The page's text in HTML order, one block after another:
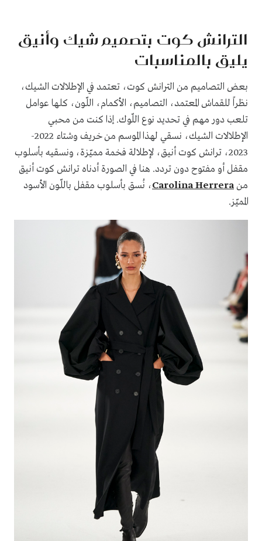
الترانش كوت بتصميم شيك وأنيق
يليق بالمناسبات
بعض التصاميم من الترانش كوت، تعتمد في الإطلالات الشيك،
نظراً للقماش المعتمد، التصاميم، الأكمام، اللّون، كلها عوامل
تلعب دور مهم في تحديد نوع اللّوك. إذا كنت من محبي
الإطلالات الشيك، نسقي لهذا الموسم من خريف وشتاء 2022-
2023، ترانش كوت أنيق، لإطلالة فخمة مميّزة، ونسقيه بأسلوب
مقفل أو مفتوح دون تردد. هنا في الصورة أدناه ترانش كوت أنيق
منCarolina Herrera، نُسق بأسلوب مقفل باللّون الأسود
المميّز.